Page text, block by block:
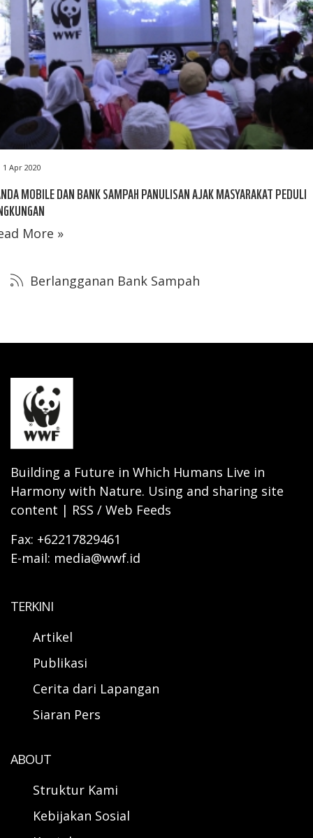
1 Apr 2020
MOBILE DAN BANK SAMPAH PANULISAN AJAK MASYARAKAT PEDULI
More »
Berlangganan Bank Sampah
Building a Future in Which Humans Live in
Harmony with Nature. Using and sharing site
content | RSS / Web Feeds
Fax: +62217829461
E-mail: media@wwf.id
TERKINI
Artikel
Publikasi
Cerita dari Lapangan
Siaran Pers
ABOUT
Struktur Kami
Kebijakan Sosial